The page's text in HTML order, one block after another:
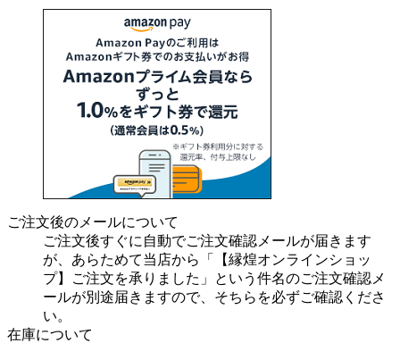
ご注文後のメールについて
ご注文後すぐに自動でご注文確認メールが届きます
が、あらためて当店から「【縁煌オンラインショッ
プ】ご注文を承りました」という件名のご注文確認メ
ールが別途届きますので、そちらを必ずご確認くださ
い。
在庫について